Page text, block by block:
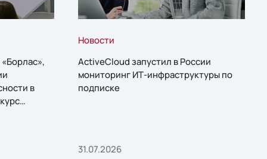
в
Новости
ActiveCloud запустил в России
мониторинг ИТ-инфраструктуры по
подписке
31.07.2026